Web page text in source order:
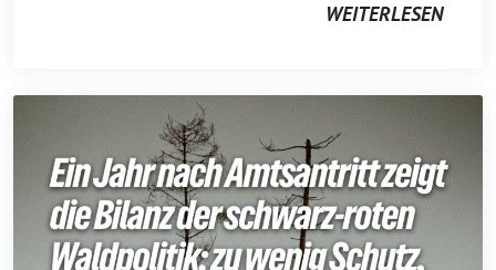
WEITERLESEN